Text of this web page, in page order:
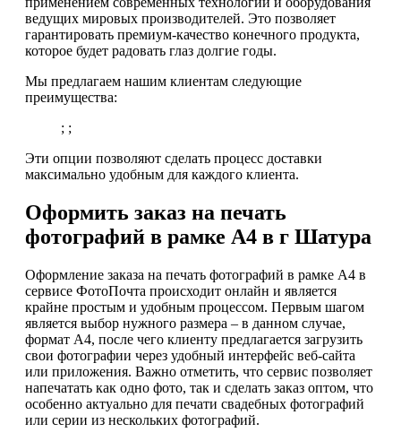
ведущих мировых производителей. Это позволяет
гарантировать премиум-качество конечного продукта,
которое будет радовать глаз долгие годы.
Мы предлагаем нашим клиентам следующие
преимущества:
; ;
Эти опции позволяют сделать процесс доставки
максимально удобным для каждого клиента.
Оформить заказ на печать
фотографий в рамке А4 в г Шатура
Оформление заказа на печать фотографий в рамке А4 в
сервисе ФотоПочта происходит онлайн и является
крайне простым и удобным процессом. Первым шагом
является выбор нужного размера – в данном случае,
формат А4, после чего клиенту предлагается загрузить
свои фотографии через удобный интерфейс веб-сайта
или приложения. Важно отметить, что сервис позволяет
напечатать как одно фото, так и сделать заказ оптом, что
особенно актуально для печати свадебных фотографий
или серии из нескольких фотографий.